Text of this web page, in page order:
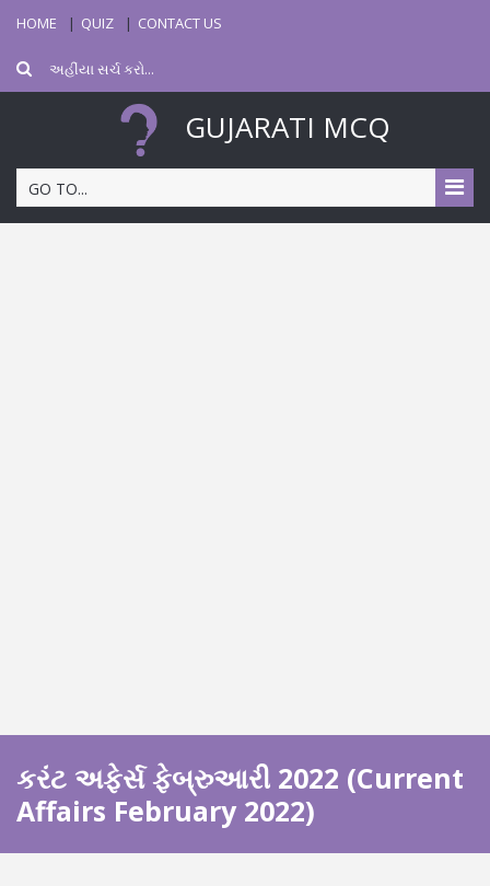
HOME QUIZ CONTACT US
GUJARATI MCQ
GO TO...
કરંટ અફેર્સ ફેબ્રુઆરી 2022 (Current
Affairs February 2022)